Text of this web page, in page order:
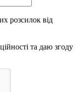
розсилок від
та даю згоду